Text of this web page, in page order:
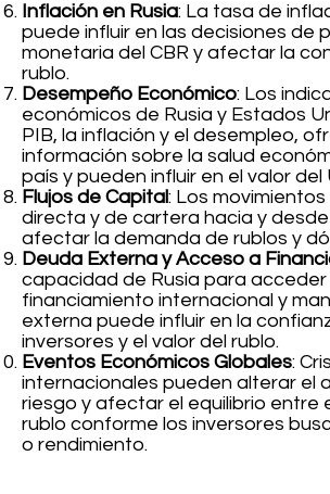
Inflación en Rusia: La tasa de
puede influir en las decisiones de
monetaria del CBR y afectar la
rublo.
Desempeño Económico: Los
económicos de Rusia y Estados
PIB, la inflación y el desempleo,
información sobre la salud
país y pueden influir en el valor del
Flujos de Capital: Los
directa y de cartera hacia y
afectar la demanda de rublos y
Deuda Externa y Acceso a
capacidad de Rusia para acceder
financiamiento internacional y
externa puede influir en la
inversores y el valor del rublo.
Eventos Económicos Globales:
internacionales pueden alterar el
riesgo y afectar el equilibrio entre
rublo conforme los inversores
o rendimiento.